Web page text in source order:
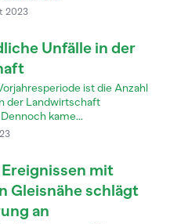
2023
Unfälle in der
ist die Anzahl
der Landwirtschaft
kame...
mit
Gleisnähe schlägt
an